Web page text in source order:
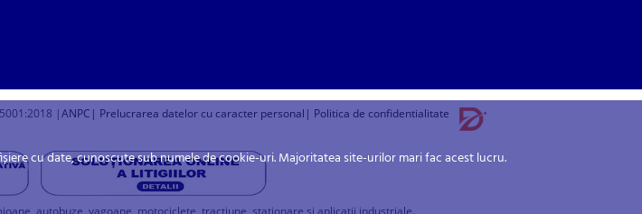
|ANPC | Prelucrarea datelor cu caracter personal | Politica de confidentialitate
autobuze, vagoane, motociclete, tractiune, stationare si aplicatii industriale.
cu date, cunoscute sub numele de cookie-uri. Majoritatea site-urilor mari fac acest lucru.